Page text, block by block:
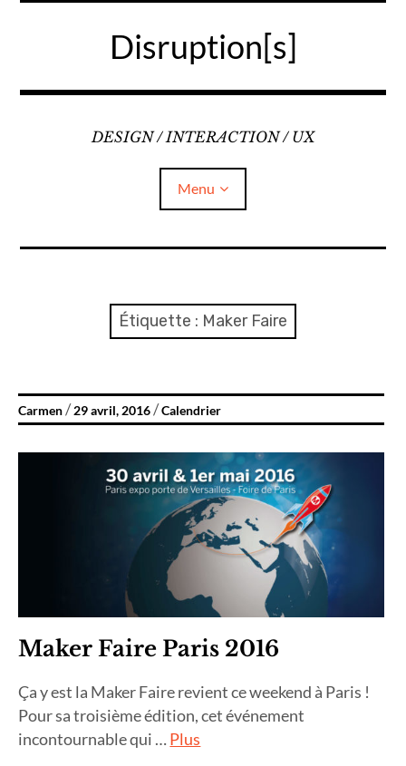
Disruption[s]
DESIGN / INTERACTION / UX
Menu
Étiquette : Maker Faire
Carmen 29 avril, 2016 Calendrier
Maker Faire Paris 2016
Ça y est la Maker Faire revient ce weekend à Paris !
Pour sa troisième édition, cet événement
incontournable qui …Plus